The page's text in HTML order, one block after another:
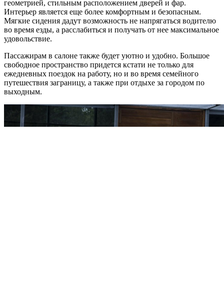
геометрией, стильным расположением дверей и фар.
Интерьер является еще более комфортным и безопасным.
Мягкие сидения дадут возможность не напрягаться водителю
во время езды, а расслабиться и получать от нее максимальное
удовольствие.
Пассажирам в салоне также будет уютно и удобно. Большое
свободное пространство придется кстати не только для
ежедневных поездок на работу, но и во время семейного
путешествия заграницу, а также при отдыхе за городом по
выходным.